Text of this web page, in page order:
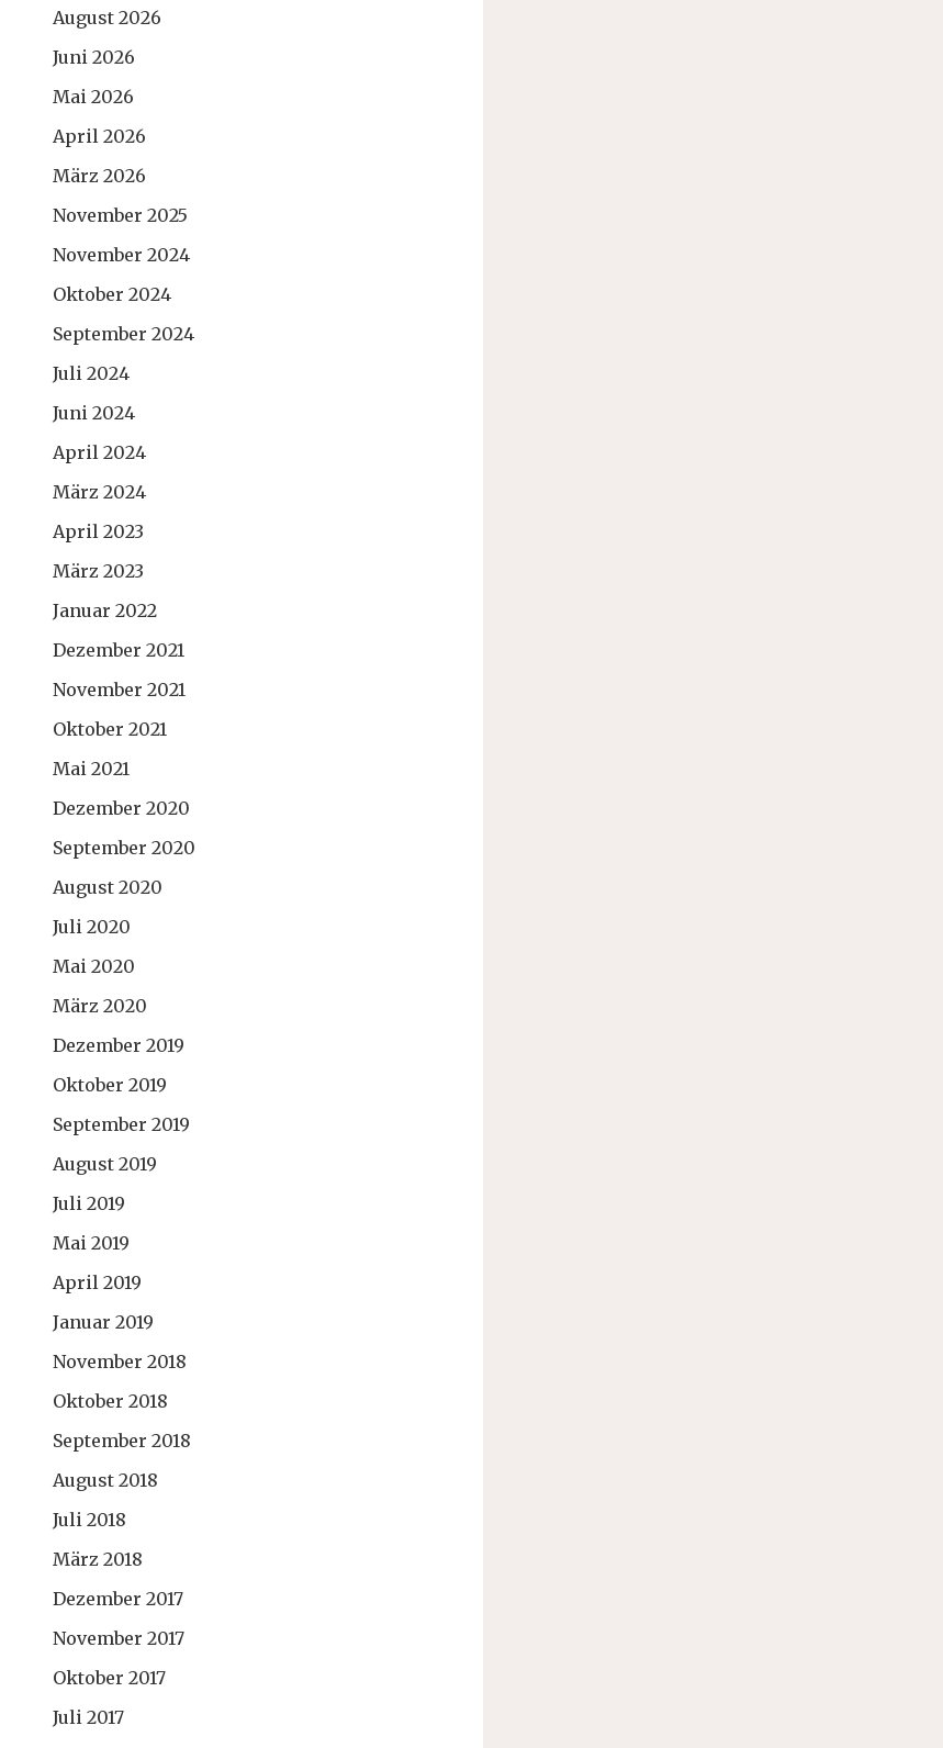
August 2026
Juni 2026
Mai 2026
April 2026
März 2026
November 2025
November 2024
Oktober 2024
September 2024
Juli 2024
Juni 2024
April 2024
März 2024
April 2023
März 2023
Januar 2022
Dezember 2021
November 2021
Oktober 2021
Mai 2021
Dezember 2020
September 2020
August 2020
Juli 2020
Mai 2020
März 2020
Dezember 2019
Oktober 2019
September 2019
August 2019
Juli 2019
Mai 2019
April 2019
Januar 2019
November 2018
Oktober 2018
September 2018
August 2018
Juli 2018
März 2018
Dezember 2017
November 2017
Oktober 2017
Juli 2017